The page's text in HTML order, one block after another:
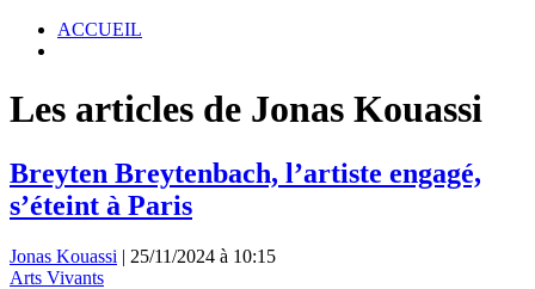
ACCUEIL
Les articles de Jonas Kouassi
Breyten Breytenbach, l’artiste engagé,
s’éteint à Paris
Jonas Kouassi | 25/11/2024 à 10:15
Arts Vivants